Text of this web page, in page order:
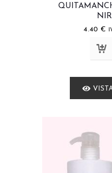
4.40 €